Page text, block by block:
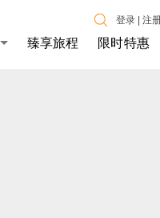
臻享旅程 限时特惠
登录 | 注